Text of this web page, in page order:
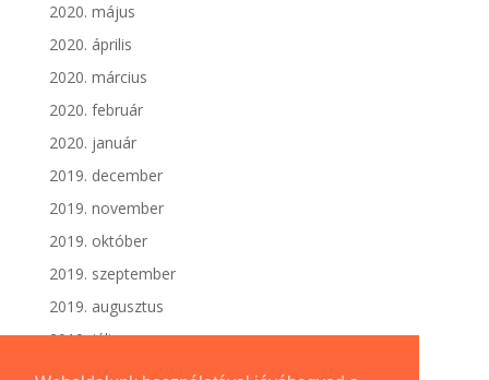
2020. május
2020. április
2020. március
2020. február
2020. január
2019. december
2019. november
2019. október
2019. szeptember
2019. augusztus
2019. július
2019. június